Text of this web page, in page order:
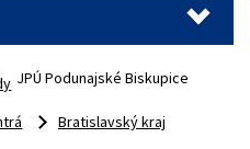
Bratislavský kraj
JPÚ Podunajské Biskupice